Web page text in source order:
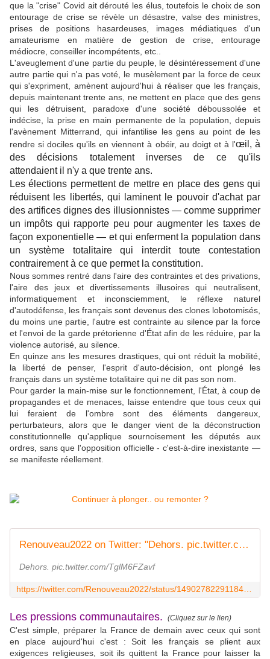
que la "crise" Covid ait dérouté les élus, toutefois le choix de son
entourage de crise se révèle un désastre, valse des ministres,
prises de positions hasardeuses, images médiatiques d'un
amateurisme en matière de gestion de crise, entourage
médiocre, conseiller incompétents, etc..
L'aveuglement d'une partie du peuple, le désintéressement d'une
autre partie qui n'a pas voté, le musèlement par la force de ceux
qui s'expriment, amènent aujourd'hui à réaliser que les français,
depuis maintenant trente ans, ne mettent en place que des gens
qui les détruisent, paradoxe d'une société déboussolée et
indécise, la prise en main permanente de la population, depuis
l'avènement Mitterrand, qui infantilise les gens au point de les
rendre si dociles qu'ils en viennent à obéir, au doigt et à l'œil, à
des décisions totalement inverses de ce qu'ils
attendaient il n'y a que trente ans.
Les élections permettent de mettre en place des gens qui
réduisent les libertés, qui laminent le pouvoir d'achat par
des artifices dignes des illusionnistes — comme supprimer
un impôts qui rapporte peu pour augmenter les taxes de
façon exponentielle — et qui enferment la population dans
un système totalitaire qui interdit toute contestation
contrairement à ce que permet la constitution.
Nous sommes rentré dans l'aire des contraintes et des privations,
l'aire des jeux et divertissements illusoires qui neutralisent,
informatiquement et inconsciemment, le réflexe naturel
d'autodéfense, les français sont devenus des clones lobotomisés,
du moins une partie, l'autre est contrainte au silence par la force
et l'envoi de la garde prétorienne d'État afin de les réduire, par la
violence autorisé, au silence.
En quinze ans les mesures drastiques, qui ont réduit la mobilité,
la liberté de penser, l'esprit d'auto-décision, ont plongé les
français dans un système totalitaire qui ne dit pas son nom.
Pour garder la main-mise sur le fonctionnement, l'État, à coup de
propagandes et de menaces, laisse entendre que tous ceux qui
lui feraient de l'ombre sont des éléments dangereux,
perturbateurs, alors que le danger vient de la déconstruction
constitutionnelle qu'applique sournoisement les députés aux
ordres, sans que l'opposition officielle - c'est-à-dire inexistante —
se manifeste réellement.
Renouveau2022 on Twitter: "Dehors. pic.twitter.com/TglM6FZavf / Twitter"
Dehors. pic.twitter.com/TglM6FZavf
Les pressions communautaires. (Cliquez sur le lien)
C'est simple, préparer la France de demain avec ceux qui sont
en place aujourd'hui c'est : Soit les français se plient aux
exigences religieuses, soit ils quittent la France pour laisser la